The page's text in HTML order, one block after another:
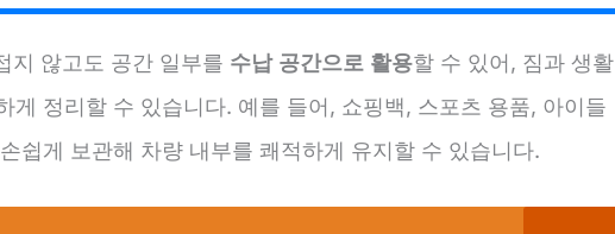
지 않고도 공간 일부를 수납 공간으로 활용할 수 있어, 짐과 생활
게 정리할 수 있습니다. 예를 들어, 쇼핑백, 스포츠 용품, 아이들
쉽게 보관해 차량 내부를 쾌적하게 유지할 수 있습니다.